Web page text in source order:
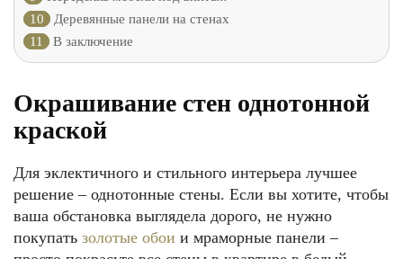
10
Деревянные панели на стенах
11
В заключение
Окрашивание стен однотонной
краской
Для эклектичного и стильного интерьера лучшее
решение – однотонные стены. Если вы хотите, чтобы
ваша обстановка выглядела дорого, не нужно
покупать золотые обои и мраморные панели –